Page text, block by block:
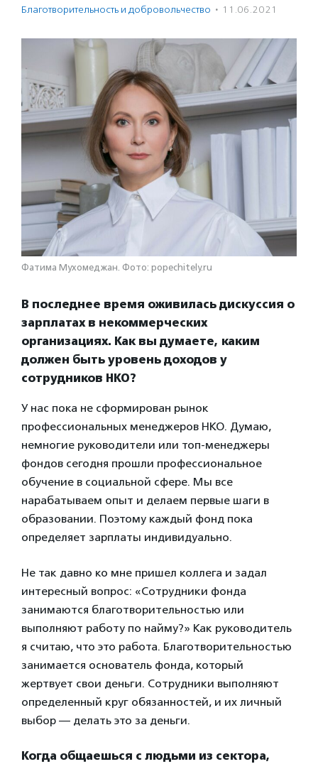
Благотвори­тель­ность и доброволь­чест­во · 11.06.2021
Фатима Мухомеджан. Фото: popechitely.ru
В последнее время оживилась дискуссия о
зарплатах в некоммерческих
организациях. Как вы думаете, каким
должен быть уровень доходов у
сотрудников НКО?
У нас пока не сформирован рынок
профессиональных менеджеров НКО. Думаю,
немногие руководители или топ-менеджеры
фондов сегодня прошли профессиональное
обучение в социальной сфере. Мы все
нарабатываем опыт и делаем первые шаги в
образовании. Поэтому каждый фонд пока
определяет зарплаты индивидуально.
Не так давно ко мне пришел коллега и задал
интересный вопрос: «Сотрудники фонда
занимаются благотворительностью или
выполняют работу по найму?» Как руководитель
я считаю, что это работа. Благотворительностью
занимается основатель фонда, который
жертвует свои деньги. Сотрудники выполняют
определенный круг обязанностей, и их личный
выбор — делать это за деньги.
Когда общаешься с людьми из сектора,